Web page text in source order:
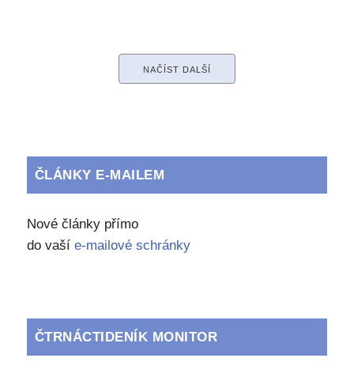
NAČÍST DALŠÍ
ČLÁNKY E-MAILEM
Nové články přímo
do vaší e-mailové schránky
ČTRNÁCTIDENÍK MONITOR